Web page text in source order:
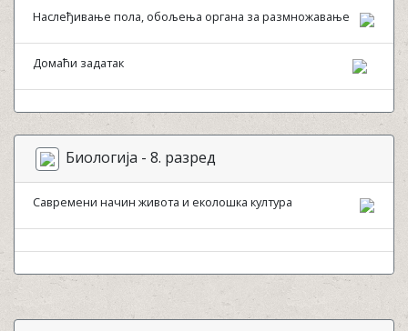
Наслеђивање пола, обољења органа за размножавање
Домаћи задатак
Биологија - 8. разред
Савремени начин живота и еколошка култура